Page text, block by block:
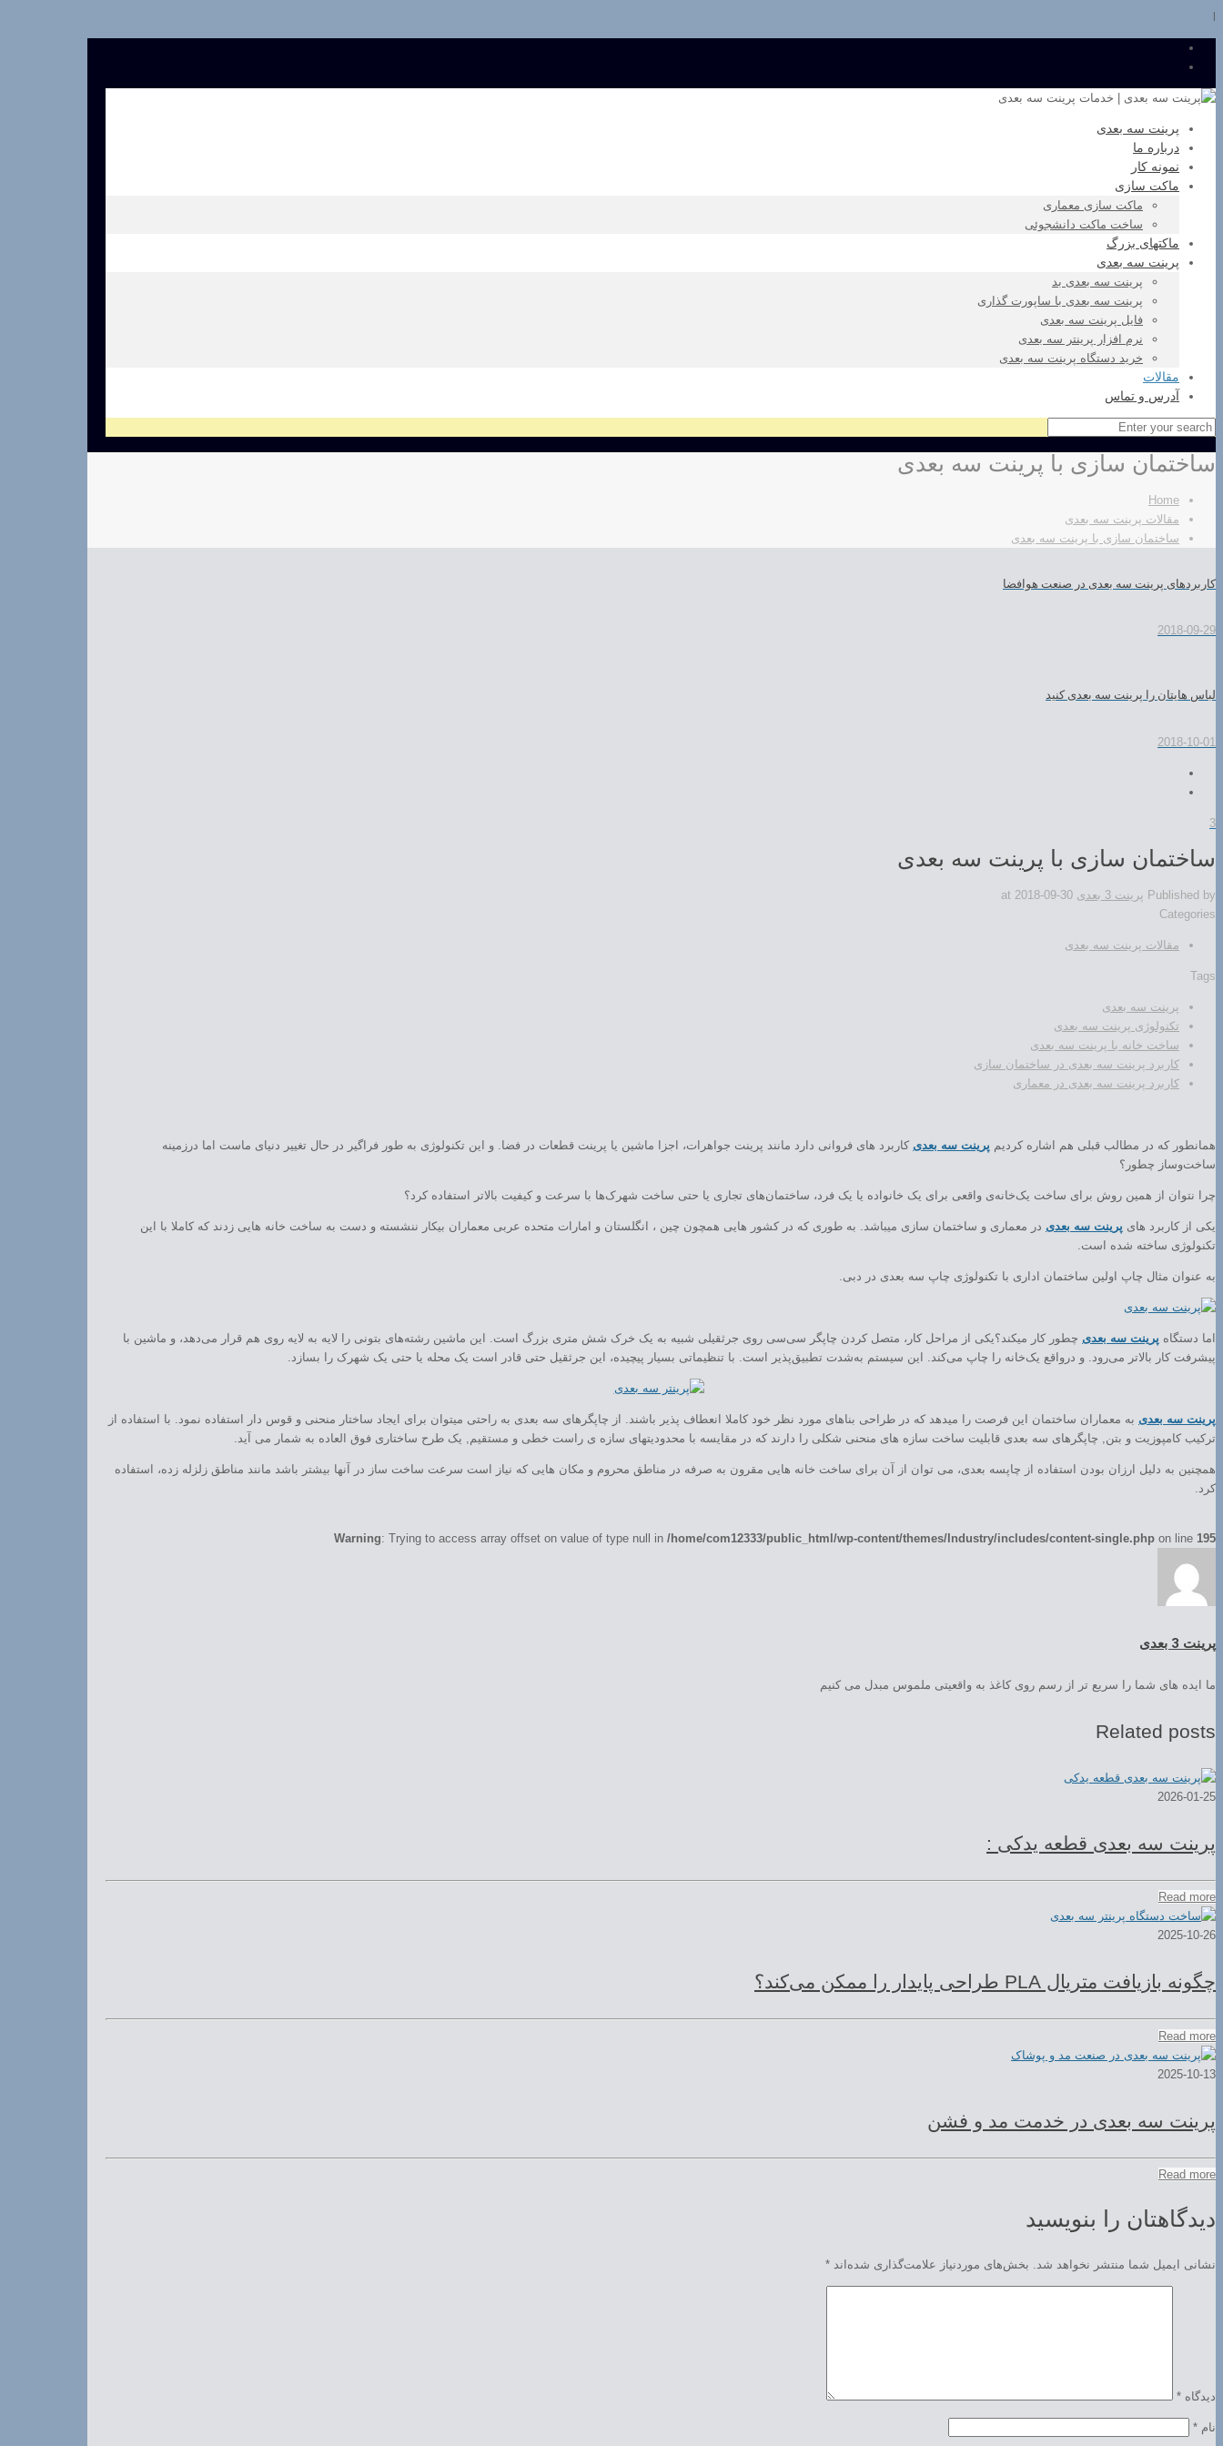
پرینت سه بعدی
درباره ما
نمونه کار
ماکت سازی
ماکت سازی معماری
ساخت ماکت دانشجوئی
ماکتهای بزرگ
پرینت سه بعدی
پرینت سه بعدی بد
پرینت سه بعدی با ساپورت گذاری
فایل پرینت سه بعدی
نرم افزار پرینتر سه بعدی
خرید دستگاه پرینت سه بعدی
مقالات
آدرس و تماس
ساختمان سازی با پرینت سه بعدی
Home
مقالات پرینت سه بعدی
ساختمان سازی با پرینت سه بعدی
کاربردهای پرینت سه بعدی در صنعت هوافضا
2018-09-29
لباس هایتان را پرینت سه بعدی کنید
2018-10-01
3
ساختمان سازی با پرینت سه بعدی
Published by پرینت 3 بعدی at 2018-09-30
Categories
مقالات پرینت سه بعدی
Tags
پرینت سه بعدی
تکنولوژی پرینت سه بعدی
ساخت خانه با پرینت سه بعدی
کاربرد پرینت سه بعدی در ساختمان سازی
کاربرد پرینت سه بعدی در معماری
همانطور که در مطالب قبلی هم اشاره کردیم پرینت سه بعدی کاربرد های فروانی دارد مانند پرینت جواهرات، اجزا ماشین یا پرینت قطعات در فضا. و این تکنولوژی به طور فراگیر در حال تغییر دنیای ماست اما درزمینه
ساخت‌وساز چطور؟
چرا نتوان از همین روش برای ساخت یک‌خانه‌ی واقعی برای یک خانواده یا یک فرد، ساختمان‌های تجاری یا حتی ساخت شهرک‌ها با سرعت و کیفیت بالاتر استفاده کرد؟
یکی از کاربرد های پرینت سه بعدی در معماری و ساختمان سازی میباشد. به طوری که در کشور هایی همچون چین ، انگلستان و امارات متحده عربی معماران بیکار ننشسته و دست به ساخت خانه هایی زدند که کاملا با این
تکنولوژی ساخته شده است.
به عنوان مثال چاپ اولین ساختمان اداری با تکنولوژی چاپ سه بعدی در دبی.
اما دستگاه پرینت سه بعدی چطور کار میکند؟یکی از مراحل کار، متصل کردن چاپگر سی‌سی روی جرثقیلی شبیه به یک خرک شش متری بزرگ است. این ماشین رشته‌های بتونی را لایه به لایه روی‌ هم قرار می‌دهد، و ماشین با
پیشرفت کار بالاتر می‌رود. و درواقع یک‌خانه را چاپ می‌کند. این سیستم به‌شدت تطبیق‌پذیر است. با تنظیماتی بسیار پیچیده، این جرثقیل حتی قادر است یک محله یا حتی یک شهرک را بسازد.
پرینت سه بعدی به معماران ساختمان این فرصت را میدهد که در طراحی بناهای مورد نظر خود کاملا انعطاف پذیر باشند. از چاپگرهای سه بعدی به راحتی میتوان برای ایجاد ساختار منحنی و قوس دار استفاده نمود. با استفاده از
ترکیب کامپوزیت و بتن, چاپگرهای سه بعدی قابلیت ساخت سازه های منحنی شکلی را دارند که در مقایسه با محدودیتهای سازه ی راست خطی و مستقیم, یک طرح ساختاری فوق العاده به شمار می آید.
همچنین به دلیل ارزان بودن استفاده از چاپسه بعدی، می توان از آن برای ساخت خانه هایی مقرون به صرفه در مناطق محروم و مکان هایی که نیاز است سرعت ساخت ساز در آنها بیشتر باشد مانند مناطق زلزله زده، استفاده
کرد.
Warning: Trying to access array offset on value of type null in /home/com12333/public_html/wp-content/themes/Industry/includes/content-single.php on line 195
پرینت 3 بعدی
ما ایده های شما را سریع تر از رسم روی کاغذ به واقعیتی ملموس مبدل می کنیم
Related posts
2026-01-25
پرینت سه بعدی قطعه یدکی :
Read more
2025-10-26
چگونه بازیافت متریال PLA طراحی پایدار را ممکن می‌کند؟
Read more
2025-10-13
پرینت سه بعدی در خدمت مد و فشن
Read more
دیدگاهتان را بنویسید
نشانی ایمیل شما منتشر نخواهد شد. بخش‌های موردنیاز علامت‌گذاری شده‌اند *
دیدگاه *
نام *